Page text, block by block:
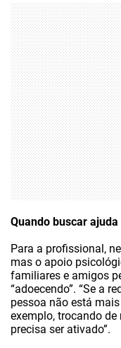
Quando buscar ajuda
Para a profissional,
mas o apoio
familiares e amigos
“adoecendo”. “Se a
pessoa não está
exemplo, trocando
precisa ser ativado”.